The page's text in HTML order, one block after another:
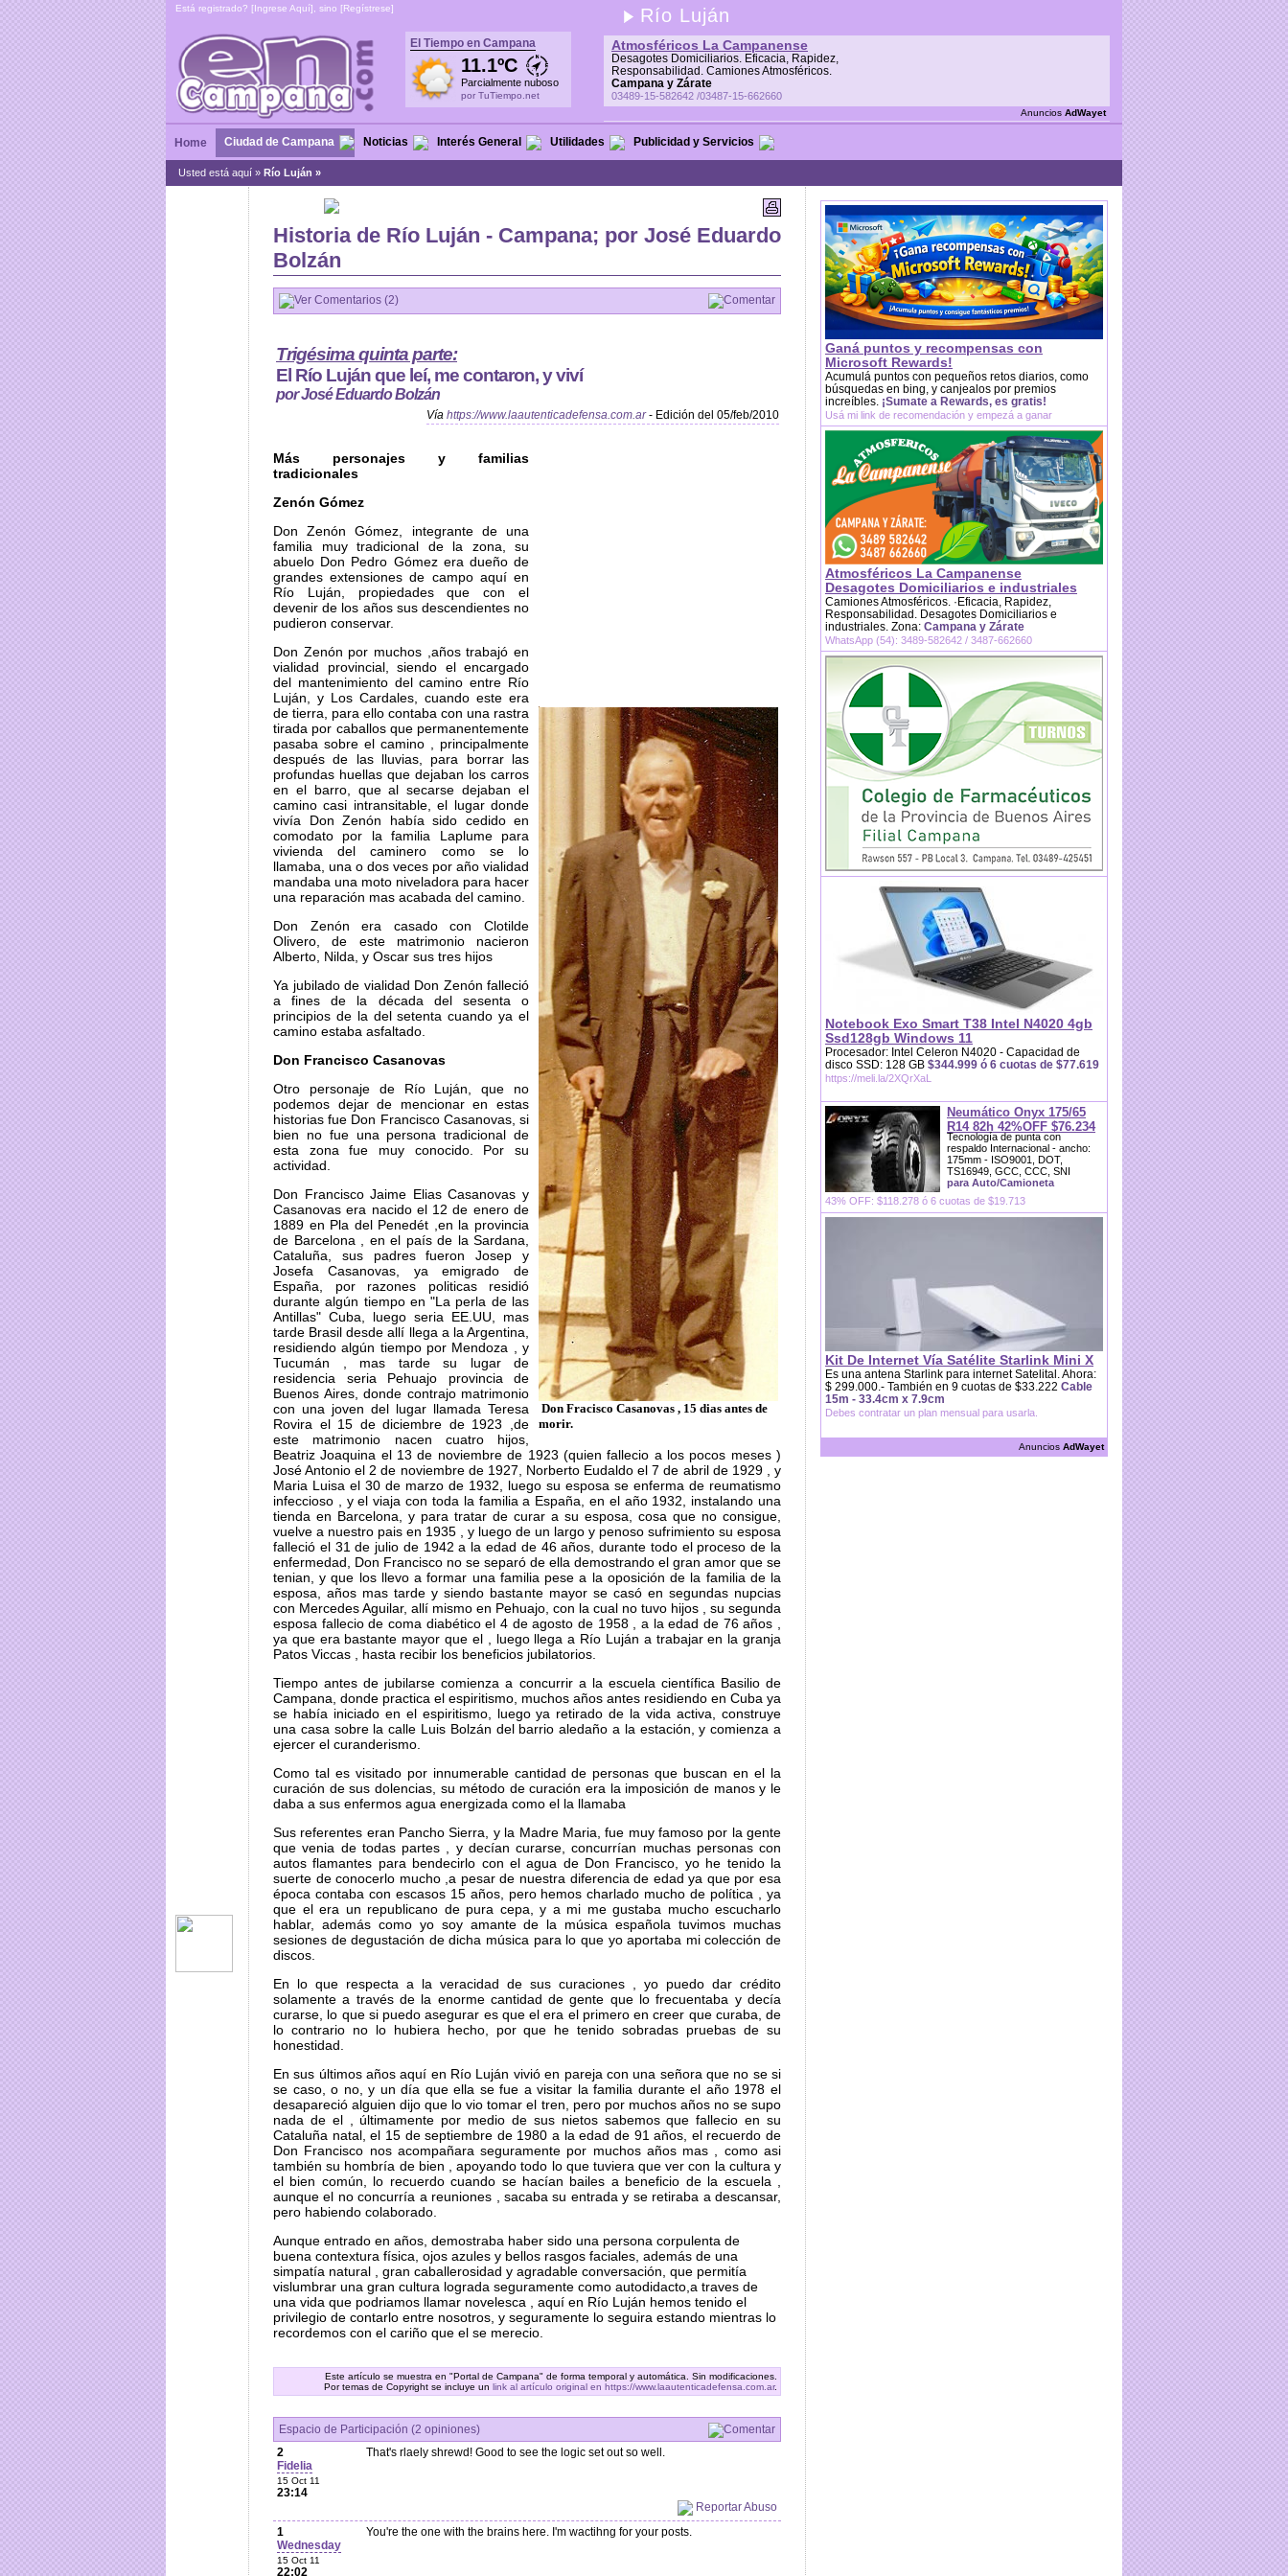
Está registrado? [Ingrese Aquí], sino [Regístrese] Río Luján
Atmosféricos La Campanense
Desagotes Domiciliarios. Eficacia, Rapidez,
Responsabilidad. Camiones Atmosféricos.
Campana y Zárate
03489-15-582642 /03487-15-662660
Anuncios AdWayet
El Tiempo en Campana
11.1ºC
Parcialmente nuboso
por TuTiempo.net
Home Ciudad de Campana Noticias Interés General Utilidades Publicidad y Servicios
Usted está aquí » Río Luján »
Historia de Río Luján - Campana; por José Eduardo
Bolzán
Comentar
Ver Comentarios (2)
Trigésima quinta parte:
El Río Luján que leí, me contaron, y viví
por José Eduardo Bolzán
Vía https://www.laautenticadefensa.com.ar- Edición del 05/feb/2010
Don Fracisco Casanovas , 15 dias antes de
morir.
Más personajes y familias
tradicionales
Zenón Gómez
Don Zenón Gómez, integrante de una
familia muy tradicional de la zona, su
abuelo Don Pedro Gómez era dueño de
grandes extensiones de campo aquí en
Río Luján, propiedades que con el
devenir de los años sus descendientes no
pudieron conservar.
Don Zenón por muchos ,años trabajó en
vialidad provincial, siendo el encargado
del mantenimiento del camino entre Río
Luján, y Los Cardales, cuando este era
de tierra, para ello contaba con una rastra
tirada por caballos que permanentemente
pasaba sobre el camino , principalmente
después de las lluvias, para borrar las
profundas huellas que dejaban los carros
en el barro, que al secarse dejaban el
camino casi intransitable, el lugar donde
vivía Don Zenón había sido cedido en
comodato por la familia Laplume para
vivienda del caminero como se lo
llamaba, una o dos veces por año vialidad
mandaba una moto niveladora para hacer
una reparación mas acabada del camino.
Don Zenón era casado con Clotilde
Olivero, de este matrimonio nacieron
Alberto, Nilda, y Oscar sus tres hijos
Ya jubilado de vialidad Don Zenón falleció
a fines de la década del sesenta o
principios de la del setenta cuando ya el
camino estaba asfaltado.
Don Francisco Casanovas
Otro personaje de Río Luján, que no
podemos dejar de mencionar en estas
historias fue Don Francisco Casanovas, si
bien no fue una persona tradicional de
esta zona fue muy conocido. Por su
actividad.
Don Francisco Jaime Elias Casanovas y
Casanovas era nacido el 12 de enero de
1889 en Pla del Penedét ,en la provincia
de Barcelona , en el país de la Sardana,
Cataluña, sus padres fueron Josep y
Josefa Casanovas, ya emigrado de
España, por razones politicas residió
durante algún tiempo en "La perla de las
Antillas" Cuba, luego seria EE.UU, mas
tarde Brasil desde allí llega a la Argentina,
residiendo algún tiempo por Mendoza , y
Tucumán , mas tarde su lugar de
residencia seria Pehuajo provincia de
Buenos Aires, donde contrajo matrimonio
con una joven del lugar llamada Teresa
Rovira el 15 de diciembre de 1923 ,de
este matrimonio nacen cuatro hijos,
Beatriz Joaquina el 13 de noviembre de 1923 (quien fallecio a los pocos meses )
José Antonio el 2 de noviembre de 1927, Norberto Eudaldo el 7 de abril de 1929 , y
Maria Luisa el 30 de marzo de 1932, luego su esposa se enferma de reumatismo
infeccioso , y el viaja con toda la familia a España, en el año 1932, instalando una
tienda en Barcelona, y para tratar de curar a su esposa, cosa que no consigue,
vuelve a nuestro pais en 1935 , y luego de un largo y penoso sufrimiento su esposa
falleció el 31 de julio de 1942 a la edad de 46 años, durante todo el proceso de la
enfermedad, Don Francisco no se separó de ella demostrando el gran amor que se
tenian, y que los llevo a formar una familia pese a la oposición de la familia de la
esposa, años mas tarde y siendo bastante mayor se casó en segundas nupcias
con Mercedes Aguilar, allí mismo en Pehuajo, con la cual no tuvo hijos , su segunda
esposa fallecio de coma diabético el 4 de agosto de 1958 , a la edad de 76 años ,
ya que era bastante mayor que el , luego llega a Río Luján a trabajar en la granja
Patos Viccas , hasta recibir los beneficios jubilatorios.
Tiempo antes de jubilarse comienza a concurrir a la escuela científica Basilio de
Campana, donde practica el espiritismo, muchos años antes residiendo en Cuba ya
se había iniciado en el espiritismo, luego ya retirado de la vida activa, construye
una casa sobre la calle Luis Bolzán del barrio aledaño a la estación, y comienza a
ejercer el curanderismo.
Como tal es visitado por innumerable cantidad de personas que buscan en el la
curación de sus dolencias, su método de curación era la imposición de manos y le
daba a sus enfermos agua energizada como el la llamaba
Sus referentes eran Pancho Sierra, y la Madre Maria, fue muy famoso por la gente
que venia de todas partes , y decían curarse, concurrían muchas personas con
autos flamantes para bendecirlo con el agua de Don Francisco, yo he tenido la
suerte de conocerlo mucho ,a pesar de nuestra diferencia de edad ya que por esa
época contaba con escasos 15 años, pero hemos charlado mucho de política , ya
que el era un republicano de pura cepa, y a mi me gustaba mucho escucharlo
hablar, además como yo soy amante de la música española tuvimos muchas
sesiones de degustación de dicha música para lo que yo aportaba mi colección de
discos.
En lo que respecta a la veracidad de sus curaciones , yo puedo dar crédito
solamente a través de la enorme cantidad de gente que lo frecuentaba y decía
curarse, lo que si puedo asegurar es que el era el primero en creer que curaba, de
lo contrario no lo hubiera hecho, por que he tenido sobradas pruebas de su
honestidad.
En sus últimos años aquí en Río Luján vivió en pareja con una señora que no se si
se caso, o no, y un día que ella se fue a visitar la familia durante el año 1978 el
desapareció alguien dijo que lo vio tomar el tren, pero por muchos años no se supo
nada de el , últimamente por medio de sus nietos sabemos que fallecio en su
Cataluña natal, el 15 de septiembre de 1980 a la edad de 91 años, el recuerdo de
Don Francisco nos acompañara seguramente por muchos años mas , como asi
también su hombría de bien , apoyando todo lo que tuviera que ver con la cultura y
el bien común, lo recuerdo cuando se hacían bailes a beneficio de la escuela ,
aunque el no concurría a reuniones , sacaba su entrada y se retiraba a descansar,
pero habiendo colaborado.
Aunque entrado en años, demostraba haber sido una persona corpulenta de
buena contextura física, ojos azules y bellos rasgos faciales, además de una
simpatía natural , gran caballerosidad y agradable conversación, que permitía
vislumbrar una gran cultura lograda seguramente como autodidacto,a traves de
una vida que podriamos llamar novelesca , aquí en Río Luján hemos tenido el
privilegio de contarlo entre nosotros, y seguramente lo seguira estando mientras lo
recordemos con el cariño que el se merecio.
Este artículo se muestra en "Portal de Campana" de forma temporal y automática. Sin modificaciones.
Por temas de Copyright se incluye un link al artículo original en https://www.laautenticadefensa.com.ar.
Comentar
Espacio de Participación (2 opiniones)
2
Fidelia
15 Oct 11
23:14
That's rlaely shrewd! Good to see the logic set out so well.
Reportar Abuso
1
Wednesday
15 Oct 11
22:02
You're the one with the brains here. I'm wactihng for your posts.
Ganá puntos y recompensas con
Microsoft Rewards!
Acumulá puntos con pequeños retos diarios, como
búsquedas en bing, y canjealos por premios
increíbles. ¡Sumate a Rewards, es gratis!
Usá mi link de recomendación y empezá a ganar
Atmosféricos La Campanense
Desagotes Domiciliarios e industriales
Camiones Atmosféricos. ·Eficacia, Rapidez,
Responsabilidad. Desagotes Domiciliarios e
industriales. Zona: Campana y Zárate
WhatsApp (54): 3489-582642 / 3487-662660
Notebook Exo Smart T38 Intel N4020 4gb
Ssd128gb Windows 11
Procesador: Intel Celeron N4020 - Capacidad de
disco SSD: 128 GB $344.999 ó 6 cuotas de $77.619
https://meli.la/2XQrXaL
Neumático Onyx 175/65
R14 82h 42%OFF $76.234
Tecnología de punta con
respaldo Internacional - ancho:
175mm - ISO9001, DOT,
TS16949, GCC, CCC, SNI
para Auto/Camioneta
43% OFF: $118.278 ó 6 cuotas de $19.713
Kit De Internet Vía Satélite Starlink Mini X
Es una antena Starlink para internet Satelital. Ahora:
$ 299.000.- También en 9 cuotas de $33.222 Cable
15m - 33.4cm x 7.9cm
Debes contratar un plan mensual para usarla.
Anuncios AdWayet